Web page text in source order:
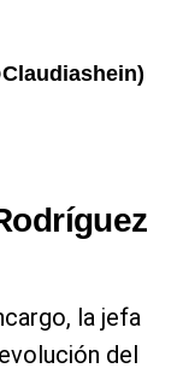
la jefa
del